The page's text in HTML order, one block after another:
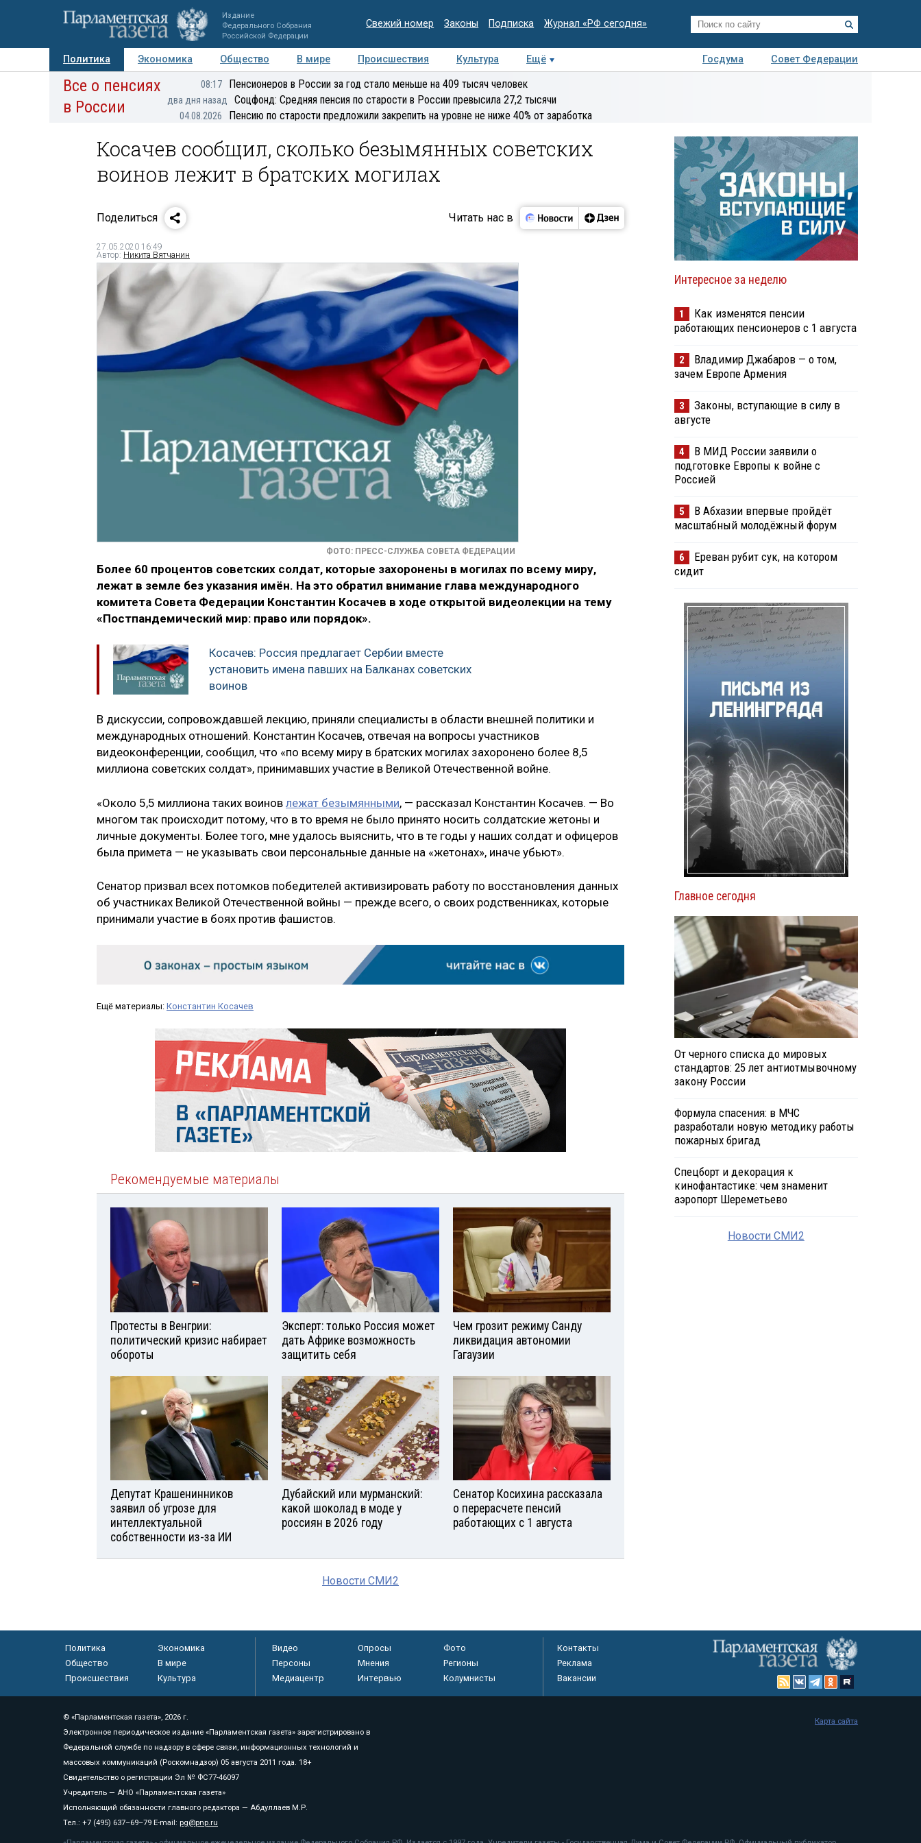
Издание
Федерального Собрания
Российской Федерации
Свежий номер Законы Подписка Журнал «РФ сегодня»
Политика Экономика Общество В мире Происшествия Культура Ещё Госдума
Совет Федерации
Авторы Персоны Мнения Регионы Медиацентр Интервью Колумнисты
Все о пенсиях
в России
08:17 Пенсионеров в России за год стало меньше на 409 тысяч человек
два дня назад Соцфонд: Средняя пенсия по старости в России превысила 27,2 тысячи
04.08.2026 Пенсию по старости предложили закрепить на уровне не ниже 40% от заработка
Косачев сообщил, сколько безымянных советских
воинов лежит в братских могилах
Поделиться Читать нас в
27.05.2020 16:49
Автор: Никита Вятчанин
ФОТО: ПРЕСС-СЛУЖБА СОВЕТА ФЕДЕРАЦИИ
Более 60 процентов советских солдат, которые захоронены в могилах по всему миру,
лежат в земле без указания имён. На это обратил внимание глава международного
комитета Совета Федерации Константин Косачев в ходе открытой видеолекции на тему
«Постпандемический мир: право или порядок».
Косачев: Россия предлагает Сербии вместе
установить имена павших на Балканах советских
воинов
В дискуссии, сопровождавшей лекцию, приняли специалисты в области внешней политики и
международных отношений. Константин Косачев, отвечая на вопросы участников
видеоконференции, сообщил, что «по всему миру в братских могилах захоронено более 8,5
миллиона советских солдат», принимавших участие в Великой Отечественной войне.
«Около 5,5 миллиона таких воинов лежат безымянными, — рассказал Константин Косачев. — Во
многом так происходит потому, что в то время не было принято носить солдатские жетоны и
личные документы. Более того, мне удалось выяснить, что в те годы у наших солдат и офицеров
была примета — не указывать свои персональные данные на «жетонах», иначе убьют».
Сенатор призвал всех потомков победителей активизировать работу по восстановления данных
об участниках Великой Отечественной войны — прежде всего, о своих родственниках, которые
принимали участие в боях против фашистов.
Ещё материалы: Константин Косачев
Рекомендуемые материалы
Протесты в Венгрии:
политический кризис набирает
обороты
Эксперт: только Россия может
дать Африке возможность
защитить себя
Чем грозит режиму Санду
ликвидация автономии
Гагаузии
Депутат Крашенинников
заявил об угрозе для
интеллектуальной
собственности из-за ИИ
Дубайский или мурманский:
какой шоколад в моде у
россиян в 2026 году
Сенатор Косихина рассказала
о перерасчете пенсий
работающих с 1 августа
Новости СМИ2
Интересное за неделю
1
Как изменятся пенсии
работающих пенсионеров с 1 августа
2
Владимир Джабаров — о том,
зачем Европе Армения
3
Законы, вступающие в силу в
августе
4
В МИД России заявили о
подготовке Европы к войне с
Россией
5
В Абхазии впервые пройдёт
масштабный молодёжный форум
6
Ереван рубит сук, на котором
сидит
Главное сегодня
От черного списка до мировых
стандартов: 25 лет антиотмывочному
закону России
Формула спасения: в МЧС
разработали новую методику работы
пожарных бригад
Спецборт и декорация к
кинофантастике: чем знаменит
аэропорт Шереметьево
Новости СМИ2
Политика
Экономика
Общество
В мире
Происшествия
Культура
Видео Опросы
Фото
Персоны
Мнения
Регионы
Медиацентр
Интервью Колумнисты
Контакты
Реклама
Вакансии
© «Парламентская газета», 2026 г.
Электронное периодическое издание «Парламентская газета» зарегистрировано в
Федеральной службе по надзору в сфере связи, информационных технологий и
массовых коммуникаций (Роскомнадзор) 05 августа 2011 года. 18+
Свидетельство о регистрации Эл № ФС77-46097
Учредитель — АНО «Парламентская газета»
Исполняющий обязанности главного редактора — Абдуллаев М.Р.
Тел.: +7 (495) 637–69–79 E-mail: pg@pnp.ru
Карта сайта